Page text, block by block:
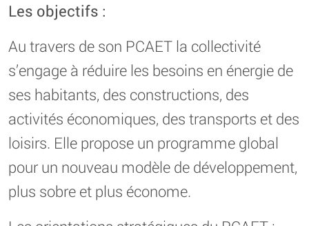
Les objectifs :
Au travers de son PCAET la collectivité
s’engage à réduire les besoins en énergie de
ses habitants, des constructions, des
activités économiques, des transports et des
loisirs. Elle propose un programme global
pour un nouveau modèle de développement,
plus sobre et plus économe.